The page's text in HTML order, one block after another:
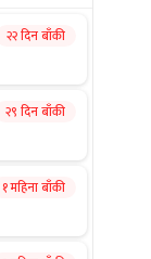
२२ दिन बाँकी
२९ दिन बाँकी
१ महिना बाँकी